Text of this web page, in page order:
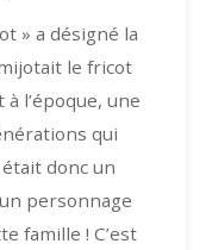
» a désigné la
le fricot
l’époque, une
qui
donc un
personnage
famille ! C’est